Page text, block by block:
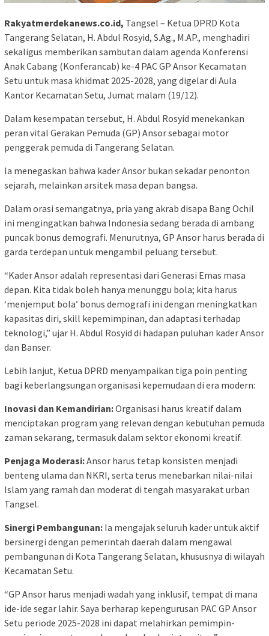
Rakyatmerdekanews.co.id, Tangsel – Ketua DPRD Kota
Tangerang Selatan, H. Abdul Rosyid, S.Ag., M.AP., menghadiri
sekaligus memberikan sambutan dalam agenda Konferensi
Anak Cabang (Konferancab) ke-4 PAC GP Ansor Kecamatan
Setu untuk masa khidmat 2025-2028, yang digelar di Aula
Kantor Kecamatan Setu, Jumat malam (19/12).
Dalam kesempatan tersebut, H. Abdul Rosyid menekankan
peran vital Gerakan Pemuda (GP) Ansor sebagai motor
penggerak pemuda di Tangerang Selatan.
Ia menegaskan bahwa kader Ansor bukan sekadar penonton
sejarah, melainkan arsitek masa depan bangsa.
Dalam orasi semangatnya, pria yang akrab disapa Bang Ochil
ini mengingatkan bahwa Indonesia sedang berada di ambang
puncak bonus demografi. Menurutnya, GP Ansor harus berada di
garda terdepan untuk mengambil peluang tersebut.
“Kader Ansor adalah representasi dari Generasi Emas masa
depan. Kita tidak boleh hanya menunggu bola; kita harus
‘menjemput bola’ bonus demografi ini dengan meningkatkan
kapasitas diri, skill kepemimpinan, dan adaptasi terhadap
teknologi,” ujar H. Abdul Rosyid di hadapan puluhan kader Ansor
dan Banser.
Lebih lanjut, Ketua DPRD menyampaikan tiga poin penting
bagi keberlangsungan organisasi kepemudaan di era modern:
Inovasi dan Kemandirian:Organisasi harus kreatif dalam
menciptakan program yang relevan dengan kebutuhan pemuda
zaman sekarang, termasuk dalam sektor ekonomi kreatif.
Penjaga Moderasi:Ansor harus tetap konsisten menjadi
benteng ulama dan NKRI, serta terus menebarkan nilai-nilai
Islam yang ramah dan moderat di tengah masyarakat urban
Tangsel.
Sinergi Pembangunan: Ia mengajak seluruh kader untuk aktif
bersinergi dengan pemerintah daerah dalam mengawal
pembangunan di Kota Tangerang Selatan, khususnya di wilayah
Kecamatan Setu.
“GP Ansor harus menjadi wadah yang inklusif, tempat di mana
ide-ide segar lahir. Saya berharap kepengurusan PAC GP Ansor
Setu periode 2025-2028 ini dapat melahirkan pemimpin-